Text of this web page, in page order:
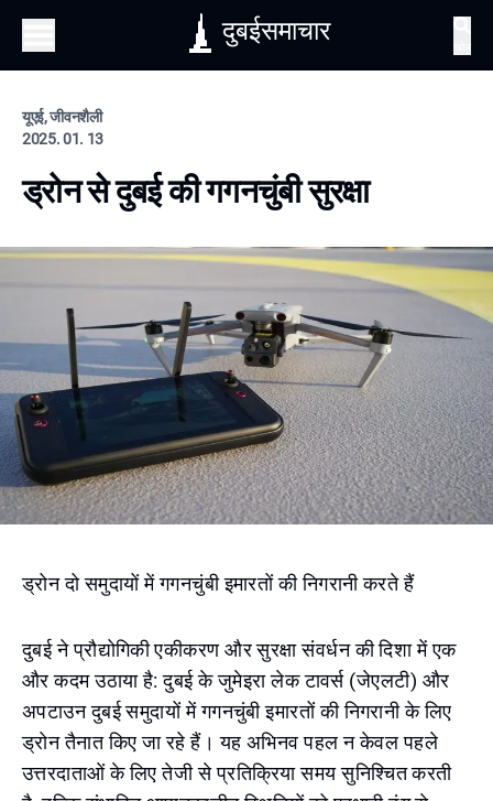
दुबईसमाचार
यूएई, जीवनशैली
2025. 01. 13
ड्रोन से दुबई की गगनचुंबी सुरक्षा
ड्रोन दो समुदायों में गगनचुंबी इमारतों की निगरानी करते हैं
दुबई ने प्रौद्योगिकी एकीकरण और सुरक्षा संवर्धन की दिशा में एक
और कदम उठाया है: दुबई के जुमेइरा लेक टावर्स (जेएलटी) और
अपटाउन दुबई समुदायों में गगनचुंबी इमारतों की निगरानी के लिए
ड्रोन तैनात किए जा रहे हैं। यह अभिनव पहल न केवल पहले
उत्तरदाताओं के लिए तेजी से प्रतिक्रिया समय सुनिश्चित करती